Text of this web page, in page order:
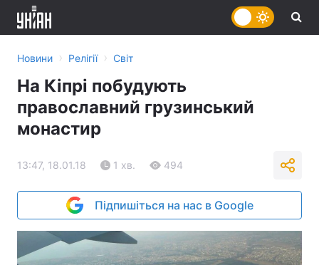
Новини › Релігії › Світ
На Кіпрі побудують
православний грузинський
монастир
13:47, 18.01.18 1 хв. 494
Підпишіться на нас в Google